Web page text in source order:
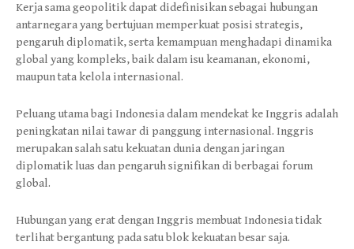
Kerja sama geopolitik dapat didefinisikan sebagai hubungan
antarnegara yang bertujuan memperkuat posisi strategis,
pengaruh diplomatik, serta kemampuan menghadapi dinamika
global yang kompleks, baik dalam isu keamanan, ekonomi,
maupun tata kelola internasional.
Peluang utama bagi Indonesia dalam mendekat ke Inggris adalah
peningkatan nilai tawar di panggung internasional. Inggris
merupakan salah satu kekuatan dunia dengan jaringan
diplomatik luas dan pengaruh signifikan di berbagai forum
global.
Hubungan yang erat dengan Inggris membuat Indonesia tidak
terlihat bergantung pada satu blok kekuatan besar saja.